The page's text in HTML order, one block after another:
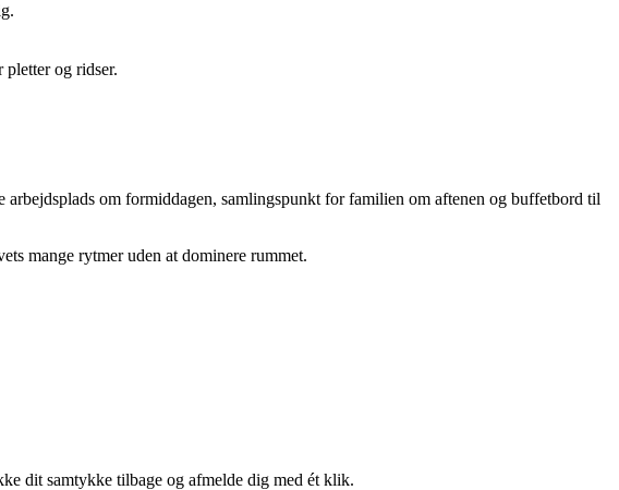
og ridser.
om formiddagen, samlingspunkt for familien om aftenen og buffetbord til
mange rytmer uden at dominere rummet.
dit samtykke tilbage og afmelde dig med ét klik.